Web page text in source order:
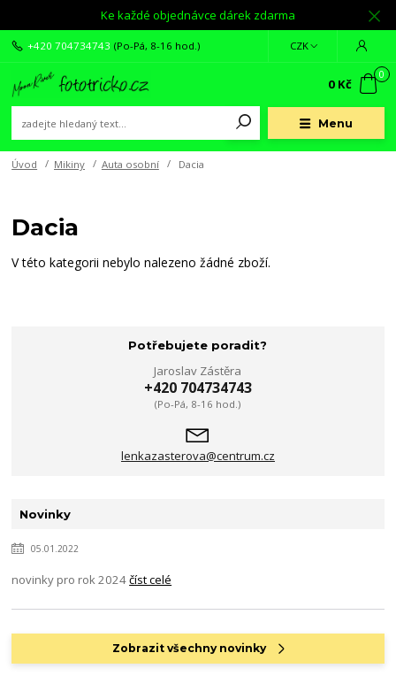
Ke každé objednávce dárek zdarma
Menu
CZK
+420 704734743 (Po-Pá, 8-16 hod.)
0
0 Kč
Úvod Mikiny Auta osobní Dacia
Dacia
V této kategorii nebylo nalezeno žádné zboží.
Potřebujete poradit?
Jaroslav Zástěra
+420 704734743
(Po-Pá, 8-16 hod.)
lenkazasterova@centrum.cz
Novinky
05.01.2022
novinky pro rok 2024číst celé
Zobrazit všechny novinky